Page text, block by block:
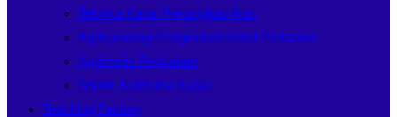
Teknika Kapal Penangkap Ikan
Agriteknologi Pengolahan Hasil Pertanian
Agribisnis Perikanan
Teknik Kontruksi Kapal
Teaching Factory